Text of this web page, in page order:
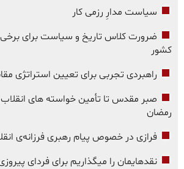
سیاست مدارِ رزمی کار
ضرورت کلاس تاریخ و سیاست برای برخی
کشور
راهبردی تجربی برای تعیین استراتژی
صبر مقدس تا تأمین خواسته های
رمضان
فرازی در خصوص پیام رهبری فرزانه‌ی
نقدهایمان را میگذاریم برای فردای